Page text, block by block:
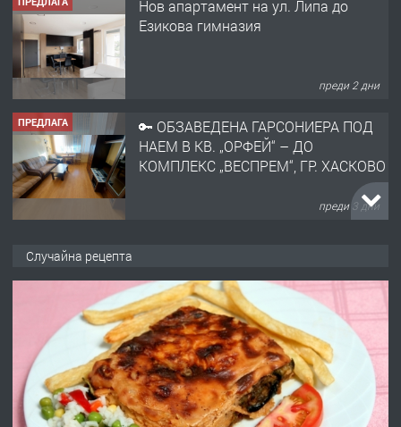
Нов апартамент на ул. Липа до
Езикова гимназия
преди 2 дни
ПРЕДЛАГА
🔑 ОБЗАВЕДЕНА ГАРСОНИЕРА ПОД
НАЕМ В КВ. „ОРФЕЙ“ – ДО
КОМПЛЕКС „ВЕСПРЕМ“, ГР. ХАСКОВО
преди 3 дни
АПАРТАМЕНТ В ЦЕНТЪРА НА ГР.
ХАСКОВО
преди 4 дни
ПРЕДЛАГА Давам гараж под наем
Случайна рецепта